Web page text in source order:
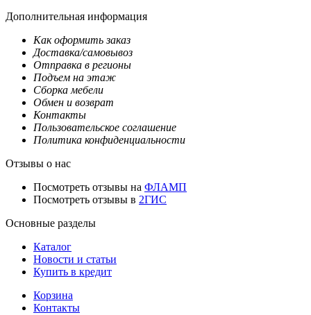
Дополнительная информация
Как оформить заказ
Доставка/самовывоз
Отправка в регионы
Подъем на этаж
Сборка мебели
Обмен и возврат
Контакты
Пользовательское соглашение
Политика конфиденциальности
Отзывы о нас
Посмотреть отзывы на ФЛАМП
Посмотреть отзывы в 2ГИС
Основные разделы
Каталог
Новости и статьи
Купить в кредит
Корзина
Контакты